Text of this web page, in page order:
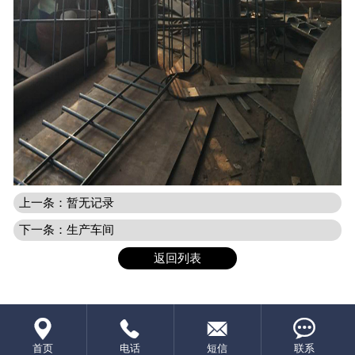
上一条：暂无记录
下一条：生产车间
返回列表

首页

电话

短信

联系